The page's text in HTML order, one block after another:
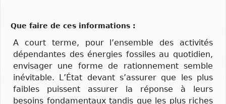
Que faire de ces informations :
A court terme, pour l’ensemble des activités
dépendantes des énergies fossiles au quotidien,
envisager une forme de rationnement semble
inévitable. L’État devant s’assurer que les plus
faibles puissent assurer la réponse à leurs
besoins fondamentaux tandis que les plus riches